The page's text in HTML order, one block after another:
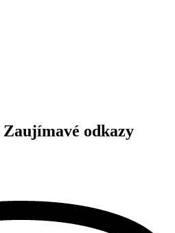
Zaujímavé odkazy